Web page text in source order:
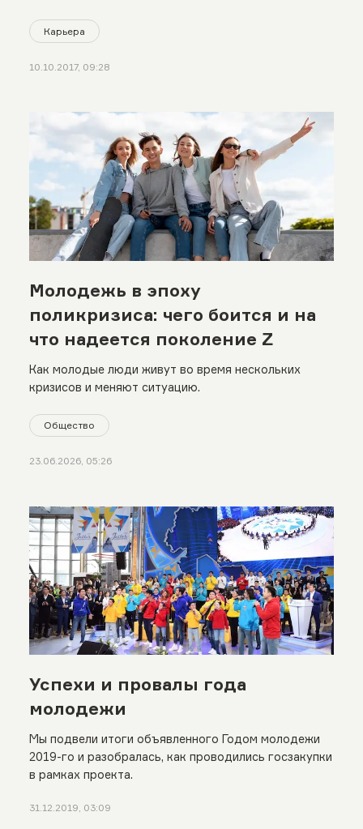
Карьера
10.10.2017, 09:28
Молодежь в эпоху
поликризиса: чего боится и на
что надеется поколение Z
Как молодые люди живут во время нескольких
кризисов и меняют ситуацию.
Общество
23.06.2026, 05:26
Успехи и провалы года
молодежи
Мы подвели итоги объявленного Годом молодежи
2019-го и разобралась, как проводились госзакупки
в рамках проекта.
31.12.2019, 03:09